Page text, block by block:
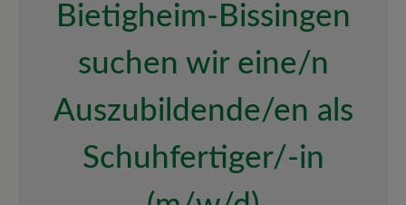
Bietigheim-Bissingen
suchen wir eine/n
Auszubildende/en als
Schuhfertiger/-in